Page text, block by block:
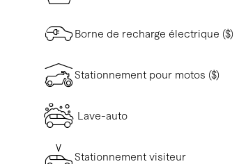
Borne de recharge électrique ($)
Stationnement pour motos ($)
Lave-auto
Stationnement visiteur